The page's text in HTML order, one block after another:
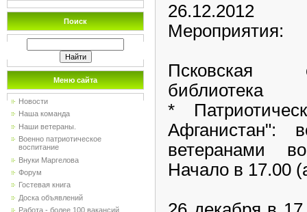
Поиск
Меню сайта
Новости
Наша команда
Наши ветераны.
Военно патриотическое
воспитание
Внуки Маргелова
Форум
Гостевая книга
Доска объявлений
Работа - более 100 вакансий
26.12.2012
Мероприятия:
Псковская
библиотека
*
Афганистан":
ветеранами
Начало в 17.00